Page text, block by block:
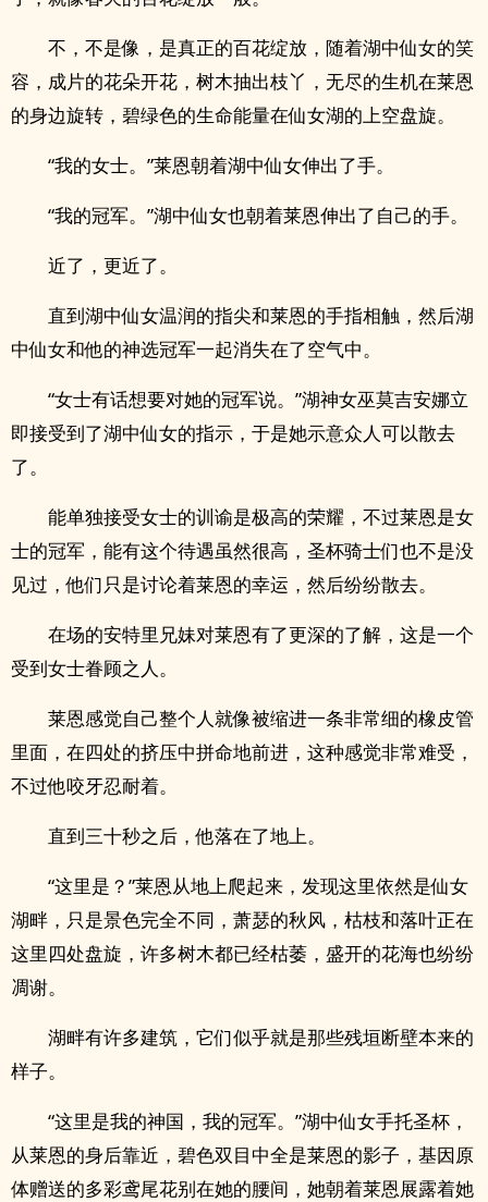
不，不是像，是真正的百花绽放，随着湖中仙女的笑
容，成片的花朵开花，树木抽出枝丫，无尽的生机在莱恩
的身边旋转，碧绿色的生命能量在仙女湖的上空盘旋。
“我的女士。”莱恩朝着湖中仙女伸出了手。
“我的冠军。”湖中仙女也朝着莱恩伸出了自己的手。
近了，更近了。
直到湖中仙女温润的指尖和莱恩的手指相触，然后湖
中仙女和他的神选冠军一起消失在了空气中。
“女士有话想要对她的冠军说。”湖神女巫莫吉安娜立
即接受到了湖中仙女的指示，于是她示意众人可以散去
了。
能单独接受女士的训谕是极高的荣耀，不过莱恩是女
士的冠军，能有这个待遇虽然很高，圣杯骑士们也不是没
见过，他们只是讨论着莱恩的幸运，然后纷纷散去。
在场的安特里­兄­­‍妹‍‎对莱恩有了更深的了解，这是一个
受到女士眷顾之人。
莱恩感觉自己整个人就像被缩进一条非常细的橡皮管
里面，在四处的挤压中拼命地前进，这种感觉非常难受，
不过他咬牙忍耐着。
直到三十秒之后，他落在了地上。
“这里是？”莱恩从地上爬起来，发现这里依然是仙女
湖畔，只是景色完全不同，萧瑟的秋风，枯枝和落叶正在
这里四处盘旋，许多树木都已经枯萎，盛开的花海也纷纷
凋谢。
湖畔有许多建筑，它们似乎就是那些残垣断壁本来的
样子。
“这里是我的神国，我的冠军。”湖中仙女手托圣杯，
从莱恩的身后靠近，碧色双目中全是莱恩的影子，基因原
体赠送的多彩鸢尾花别在她的腰间，她朝着莱恩展露着她